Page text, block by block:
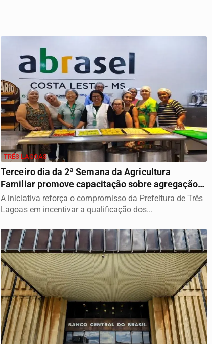
TRÊS LAGOAS
Terceiro dia da 2ª Semana da Agricultura
Familiar promove capacitação sobre agregação
de valor...
A iniciativa reforça o compromisso da Prefeitura de Três
Lagoas em incentivar a qualificação dos...